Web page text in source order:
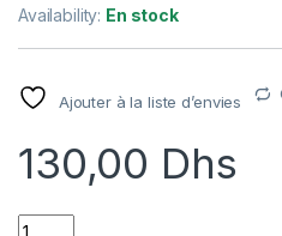
Availability: En stock
Ajouter à la liste d’envies
130,00 Dhs
COUTEAU A DESOSSER 15CM